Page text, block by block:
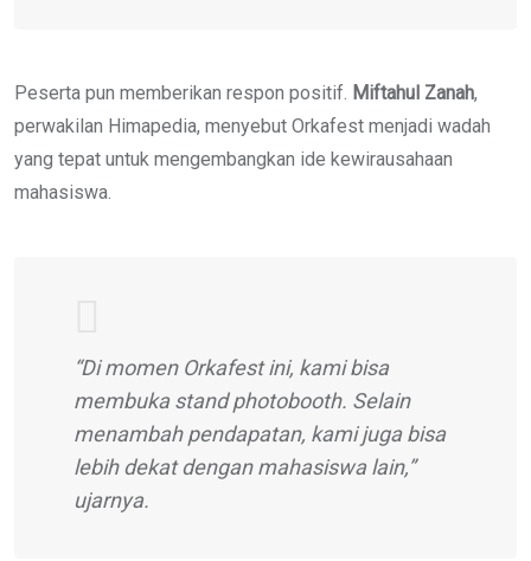
Peserta pun memberikan respon positif. Miftahul Zanah,
perwakilan Himapedia, menyebut Orkafest menjadi wadah
yang tepat untuk mengembangkan ide kewirausahaan
mahasiswa.
“Di momen Orkafest ini, kami bisa
membuka stand photobooth. Selain
menambah pendapatan, kami juga bisa
lebih dekat dengan mahasiswa lain,”
ujarnya.